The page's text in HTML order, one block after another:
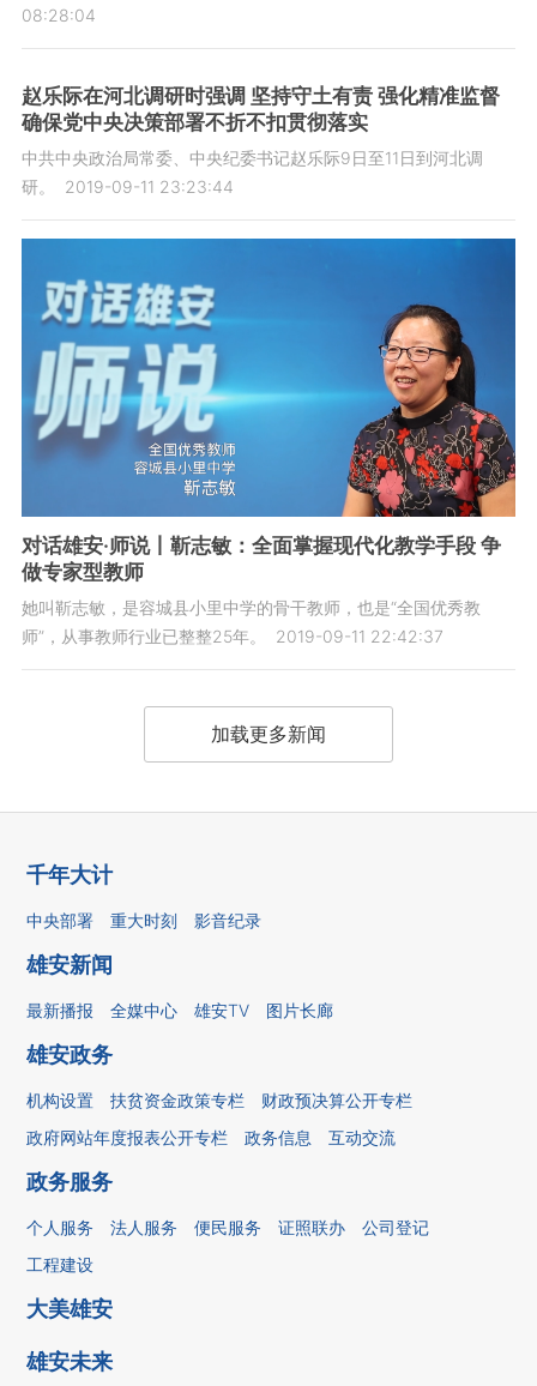
08:28:04
赵乐际在河北调研时强调 坚持守土有责 强化精准监督
确保党中央决策部署不折不扣贯彻落实
中共中央政治局常委、中央纪委书记赵乐际9日至11日到河北调
研。
2019-09-11 23:23:44
对话雄安·师说丨靳志敏：全面掌握现代化教学手段 争
做专家型教师
她叫靳志敏，是容城县小里中学的骨干教师，也是“全国优秀教
师”，从事教师行业已整整25年。
2019-09-11 22:42:37
加载更多新闻
千年大计
中央部署 重大时刻 影音纪录
雄安新闻
最新播报 全媒中心 雄安TV 图片长廊
雄安政务
机构设置 扶贫资金政策专栏
财政预决算公开专栏
政府网站年度报表公开专栏
政务信息 互动交流
政务服务
个人服务 法人服务 便民服务 证照联办
公司登记
工程建设
大美雄安
雄安未来